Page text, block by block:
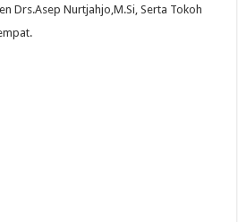
Drs.Asep Nurtjahjo,M.Si, Serta Tokoh